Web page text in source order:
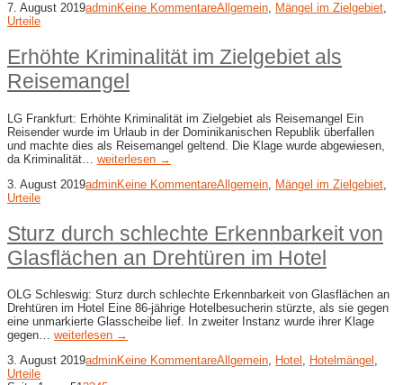
7. August 2019adminKeine KommentareAllgemein, Mängel im Zielgebiet,
Urteile
Erhöhte Kriminalität im Zielgebiet als
Reisemangel
LG Frankfurt: Erhöhte Kriminalität im Zielgebiet als Reisemangel Ein
Reisender wurde im Urlaub in der Dominikanischen Republik überfallen
und machte dies als Reisemangel geltend. Die Klage wurde abgewiesen,
da Kriminalität… weiterlesen →
3. August 2019adminKeine KommentareAllgemein Mängel im Zielgebiet
Urteile
Sturz durch schlechte Erkennbarkeit von
Glasflächen an Drehtüren im Hotel
OLG Schleswig: Sturz durch schlechte Erkennbarkeit von Glasflächen an
Drehtüren im Hotel Eine 86-jährige Hotelbesucherin stürzte, als sie gegen
eine unmarkierte Glasscheibe lief. In zweiter Instanz wurde ihrer Klage
gegen… weiterlesen →
3. August 2019adminKeine KommentareAllgemein Hotel Hotelmängel
Urteile